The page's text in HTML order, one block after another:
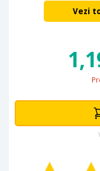
Vezi